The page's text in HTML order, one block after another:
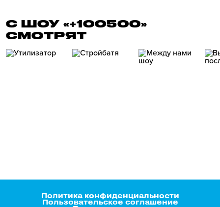
С ШОУ «+100500»
СМОТРЯТ
Политика конфиденциальности
Пользовательское соглашение